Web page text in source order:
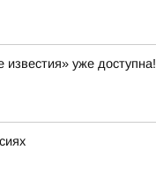
известия» уже доступна!